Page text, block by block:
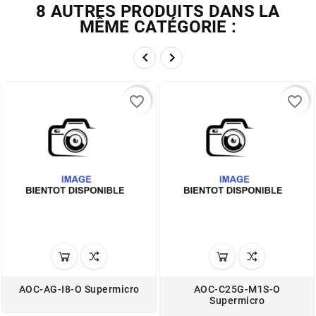
8 AUTRES PRODUITS DANS LA
MÊME CATÉGORIE :
 
AOC-AG-I8-O Supermicro
favorite_border
AOC-C25G-M1S-O
Supermicro
favorite_border